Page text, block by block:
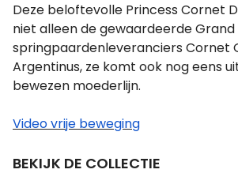
Deze beloftevolle Princess Cornet
niet alleen de gewaardeerde Grand
springpaardenleveranciers Cornet
Argentinus, ze komt ook nog eens
bewezen moederlijn.
Video vrije beweging
BEKIJK DE COLLECTIE